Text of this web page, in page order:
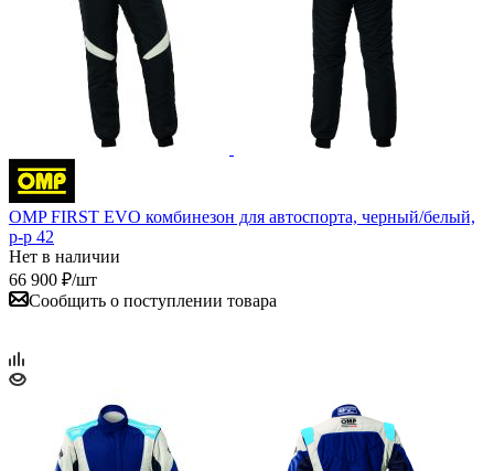
OMP FIRST EVO комбинезон для автоспорта, черный/белый,
р-р 42
Нет в наличии
66 900 ₽/шт
Сообщить о поступлении товара